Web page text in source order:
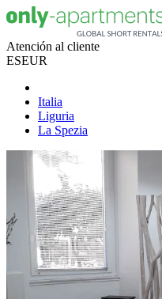
Atención al cliente
ESEUR
Italia
Liguria
La Spezia